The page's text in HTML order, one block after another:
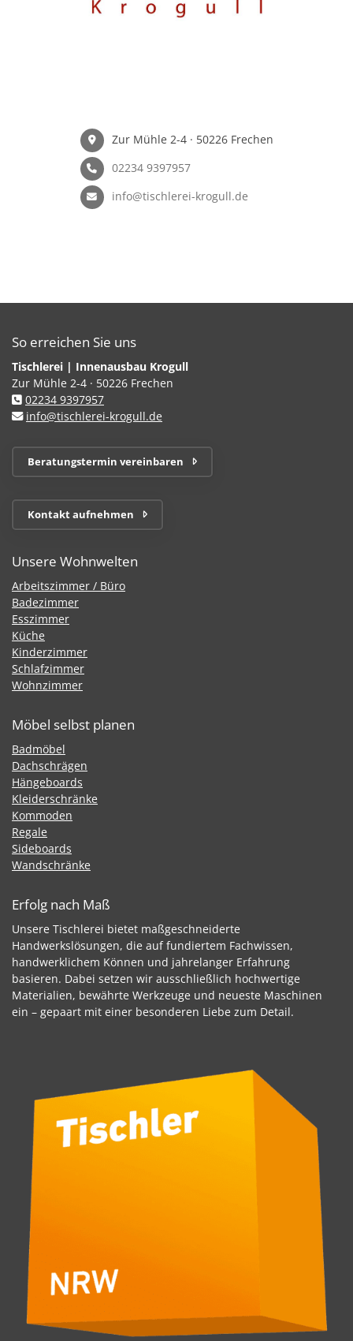
Zur Mühle 2-4 · 50226 Frechen
02234 9397957
info@tischlerei-krogull.de
So erreichen Sie uns
Tischlerei | Innenausbau Krogull
Zur Mühle 2-4 · 50226 Frechen
02234 9397957
info@tischlerei-krogull.de
Beratungstermin vereinbaren
Kontakt aufnehmen
Unsere Wohnwelten
Arbeitszimmer / Büro
Badezimmer
Esszimmer
Küche
Kinderzimmer
Schlafzimmer
Wohnzimmer
Möbel selbst planen
Badmöbel
Dachschrägen
Hängeboards
Kleiderschränke
Kommoden
Regale
Sideboards
Wandschränke
Erfolg nach Maß
Unsere Tischlerei bietet maßgeschneiderte
Handwerkslösungen, die auf fundiertem Fachwissen,
handwerklichem Können und jahrelanger Erfahrung
basieren. Dabei setzen wir ausschließlich hochwertige
Materialien, bewährte Werkzeuge und neueste Maschinen
ein – gepaart mit einer besonderen Liebe zum Detail.